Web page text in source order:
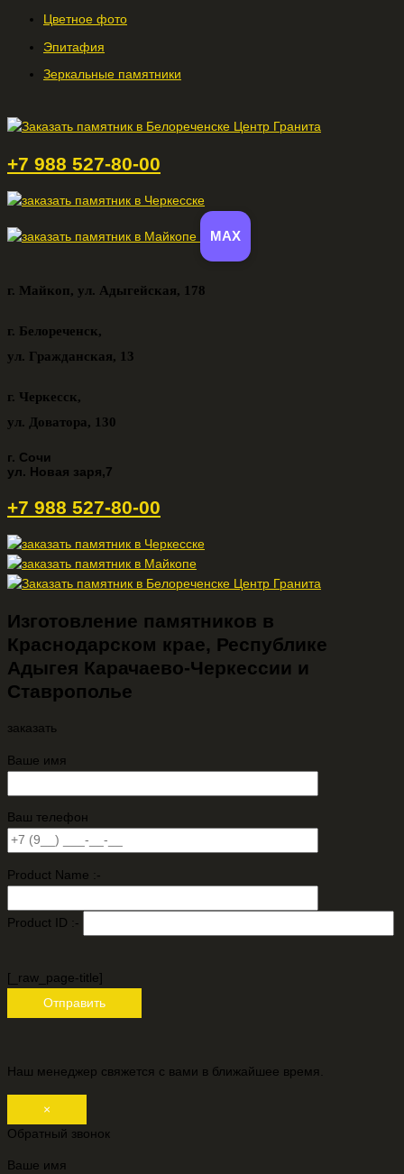
Цветное фото
Эпитафия
Зеркальные памятники
+7 988 527-80-00
MAX
г. Майкоп, ул. Адыгейская, 178
г. Белореченск,
ул. Гражданская, 13
г. Черкесск,
ул. Доватора, 130
г. Сочи
ул. Новая заря,7
+7 988 527-80-00
Изготовление памятников в
Краснодарском крае, Республике
Адыгея Карачаево-Черкессии и
Ставрополье
заказать
Ваше имя
Ваш телефон
Product Name :-
Product ID :-
[_raw_page-title]
Наш менеджер свяжется с вами в ближайшее время.
×
Обратный звонок
Ваше имя